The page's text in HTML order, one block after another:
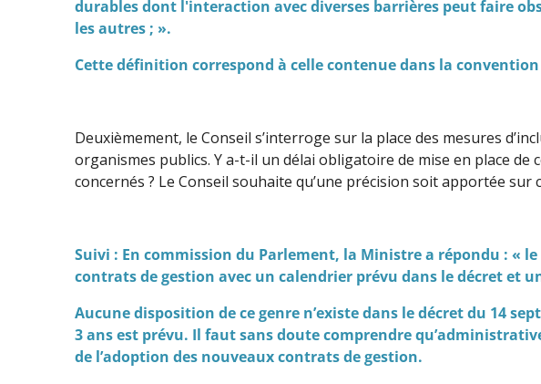
durables dont l'interaction avec diverses barrières peut faire
les autres ; ».
Cette définition correspond à celle contenue dans la convention
Deuxièmement, le Conseil s’interroge sur la place des mesures
organismes publics. Y a-t-il un délai obligatoire de mise en place
concernés ? Le Conseil souhaite qu’une précision soit apportée sur
Suivi : En commission du Parlement, la Ministre a répondu : «
contrats de gestion avec un calendrier prévu dans le décret et
Aucune disposition de ce genre n’existe dans le décret du 14
3 ans est prévu. Il faut sans doute comprendre
de l’adoption des nouveaux contrats de gestion.